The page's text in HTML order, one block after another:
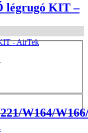
légrugó KIT –
W164/